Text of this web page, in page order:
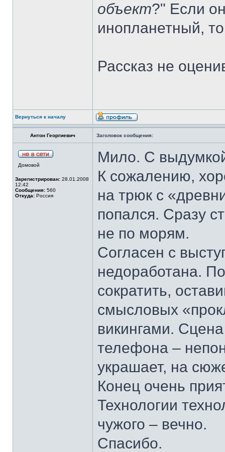
объект?" Если
инопланетный,
Рассказ не
Вернуться к началу
Антон Георгиевич Заголовок сообщения:
Домовой
Зарегистрирован: 28.01.2008
12:42
Сообщения: 560
Откуда: Россия
Мило. С
К сожалению,
на трюк с
попался. Сразу
не по морям.
Согласен с
недоработана.
сократить,
смысловых
викингами.
телефона –
украшает, на
Конец очень
Технологии
чужого – вечно.
Спасибо.